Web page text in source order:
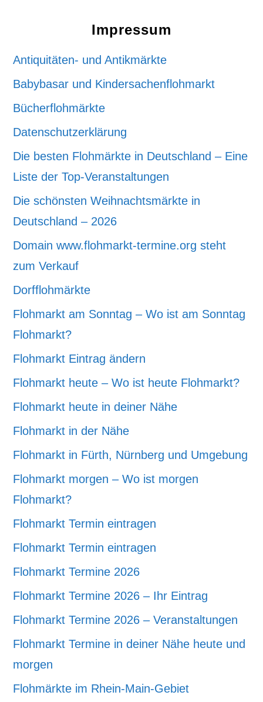
Impressum
Antiquitäten- und Antikmärkte
Babybasar und Kindersachenflohmarkt
Bücherflohmärkte
Datenschutzerklärung
Die besten Flohmärkte in Deutschland – Eine
Liste der Top-Veranstaltungen
Die schönsten Weihnachtsmärkte in
Deutschland – 2026
Domain www.flohmarkt-termine.org steht
zum Verkauf
Dorfflohmärkte
Flohmarkt am Sonntag – Wo ist am Sonntag
Flohmarkt?
Flohmarkt Eintrag ändern
Flohmarkt heute – Wo ist heute Flohmarkt?
Flohmarkt heute in deiner Nähe
Flohmarkt in der Nähe
Flohmarkt in Fürth, Nürnberg und Umgebung
Flohmarkt morgen – Wo ist morgen
Flohmarkt?
Flohmarkt Termin eintragen
Flohmarkt Termin eintragen
Flohmarkt Termine 2026
Flohmarkt Termine 2026 – Ihr Eintrag
Flohmarkt Termine 2026 – Veranstaltungen
Flohmarkt Termine in deiner Nähe heute und
morgen
Flohmärkte im Rhein-Main-Gebiet